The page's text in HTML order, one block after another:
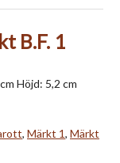
B.F. 1
Höjd: 5,2 cm
, Märkt 1, Märkt